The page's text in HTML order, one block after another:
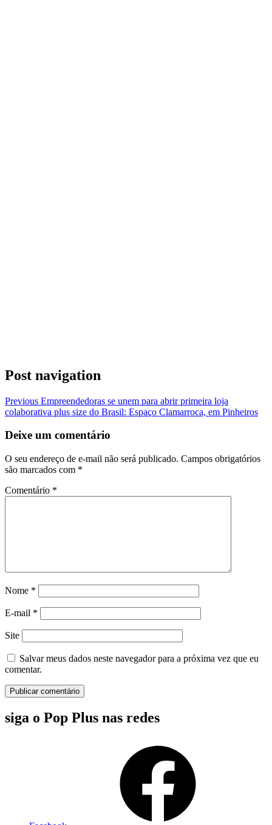
Post navigation
Previous Empreendedoras se unem para abrir primeira loja
colaborativa plus size do Brasil: Espaço Clamarroca, em Pinheiros
Deixe um comentário
O seu endereço de e-mail não será publicado. Campos obrigatórios
são marcados com *
Comentário *
Nome *
E-mail *
Site
Salvar meus dados neste navegador para a próxima vez que eu
comentar.
siga o Pop Plus nas redes